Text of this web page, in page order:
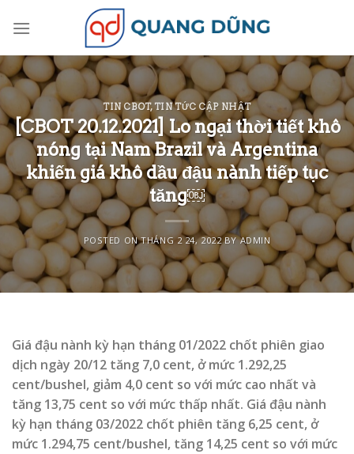
TIN CBOT,TIN TỨC CẬP NHẬT
[CBOT 20.12.2021] Lo ngại thời tiết khô
nóng tại Nam Brazil và Argentina
khiến giá khô dầu đậu nành tiếp tục
tăng￼
POSTED ONTHÁNG 2 24, 2022BYADMIN
Giá đậu nành kỳ hạn tháng 01/2022 chốt phiên giao
dịch ngày 20/12 tăng 7,0 cent, ở mức 1.292,25
cent/bushel, giảm 4,0 cent so với mức cao nhất và
tăng 13,75 cent so với mức thấp nhất. Giá đậu nành
kỳ hạn tháng 03/2022 chốt phiên tăng 6,25 cent, ở
mức 1.294,75 cent/bushel, tăng 14,25 cent so với mức